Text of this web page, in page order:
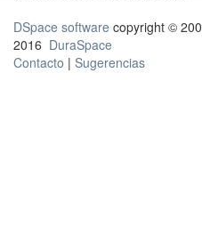
DSpace software copyright ©
2016 DuraSpace
Contacto | Sugerencias